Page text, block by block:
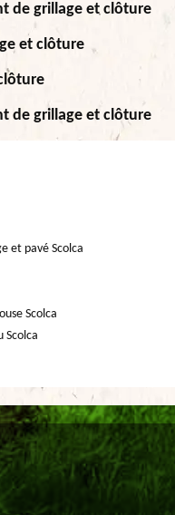
de grillage et clôture
et clôture
de grillage et clôture
et pavé Scolca
Scolca
Scolca